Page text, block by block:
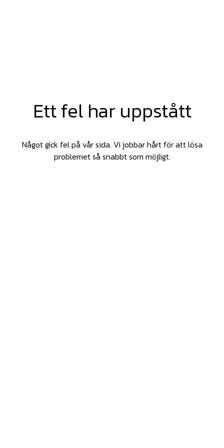
Ett fel har uppstått
Något gick fel på vår sida. Vi jobbar hårt för att lösa
problemet så snabbt som möjligt.